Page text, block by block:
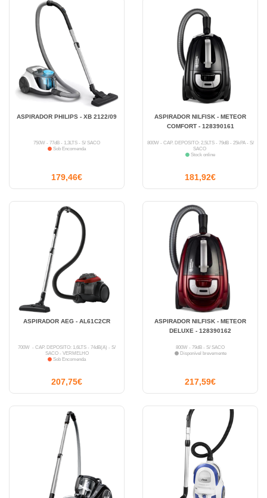
ASPIRADOR PHILIPS - XB 2122/09
750W - 77dB - 1,3LTS - S/ SACO
Sob Encomenda
179,46€
ASPIRADOR NILFISK - METEOR
COMFORT - 128390161
800W - CAP. DEPÓSITO: 2,5LTS - 79dB - 25kPA - S/
SACO
Stock online
181,92€
ASPIRADOR AEG - AL61C2CR
700W - CAP. DEPÓSITO: 1,6LTS - 74dB(A) - S/
SACO - VERMELHO
Sob Encomenda
207,75€
ASPIRADOR NILFISK - METEOR
DELUXE - 128390162
800W - 79dB - S/ SACO
Disponível brevemente
217,59€